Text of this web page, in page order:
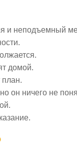
и неподъемный
домой.
он ничего не